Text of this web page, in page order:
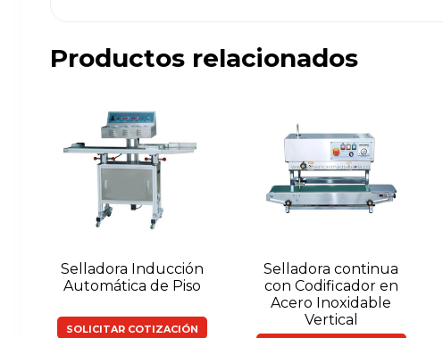
Productos relacionados
Selladora Inducción
Automática de Piso
SOLICITAR COTIZACIÓN
Selladora continua
con Codificador en
Acero Inoxidable
Vertical